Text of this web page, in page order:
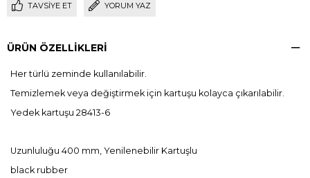
TAVSIYE ET YORUM YAZ
ÜRÜN ÖZELLIKLERI
Her türlü zeminde kullanılabilir.
Temizlemek veya değiştirmek için kartuşu kolayca çıkarılabilir.
Yedek kartuşu 28413-6
Uzunluluğu 400 mm, Yenilenebilir Kartuşlu
black rubber